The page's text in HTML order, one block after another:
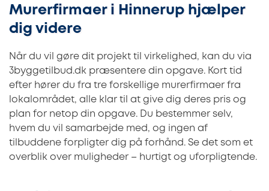
Murerfirmaer i Hinnerup hjælper
dig videre
Når du vil gøre dit projekt til virkelighed, kan du via
3byggetilbud.dk præsentere din opgave. Kort tid
efter hører du fra tre forskellige murerfirmaer fra
lokalområdet, alle klar til at give dig deres pris og
plan for netop din opgave. Du bestemmer selv,
hvem du vil samarbejde med, og ingen af
tilbuddene forpligter dig på forhånd. Se det som et
overblik over muligheder – hurtigt og uforpligtende.